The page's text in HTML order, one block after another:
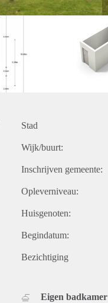
Stad
Wijk/buurt:
Inschrijven gemeente:
Opleverniveau:
Huisgenoten:
Begindatum:
Bezichtiging
Eigen badkamer